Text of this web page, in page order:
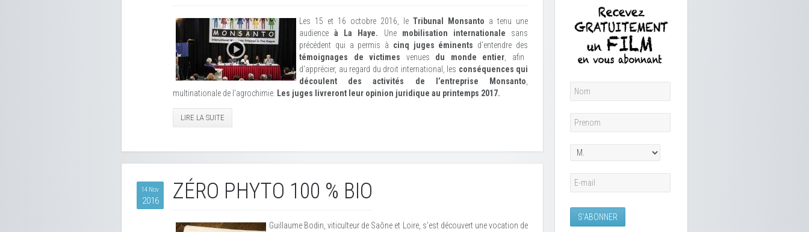
Les 15 et 16 octobre 2016, le Tribunal Monsanto a tenu une
audience à La Haye. Unemobilisation internationale sans
précédent qui a permis à cinq juges éminents d’entendre des
témoignages de victimes venues du monde entier , afin
d'apprécier, au regard du droit international, les conséquences qui
découlent des activités de l’entreprise Monsanto
multinationale de l'agrochimie. Les juges livreront leur opinion juridique au printemps 2017.
LIRE LA SUITE
14 Nov
2016 ZÉRO PHYTO 100 % BIO
Guillaume Bodin, viticulteur de Saône et Loire, s’est découvert une vocation de